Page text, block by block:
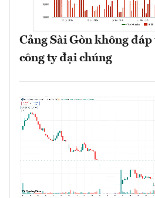
Cảng Sài Gòn không
công ty đại chúng